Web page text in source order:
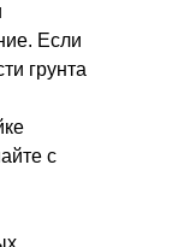
Если
грунта
с